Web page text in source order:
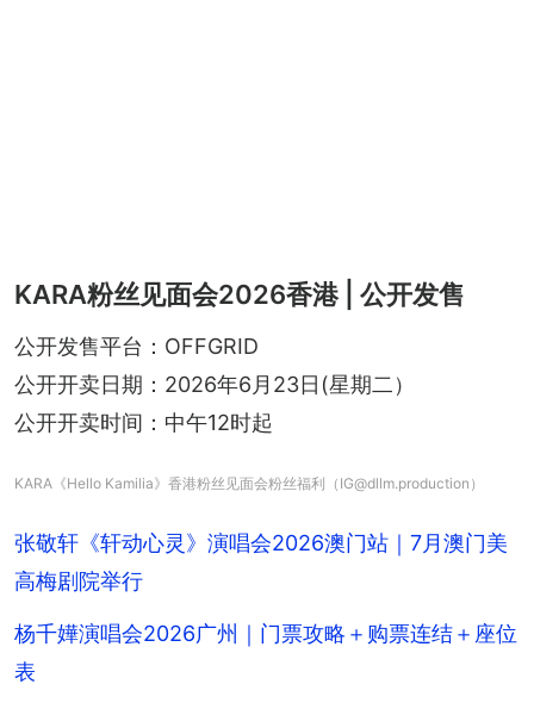
KARA粉丝见面会2026香港 | 公开发售
公开发售平台：OFFGRID
公开开卖日期：2026年6月23日(星期二）
公开开卖时间：中午12时起
KARA《Hello Kamilia》香港粉丝见面会粉丝福利（IG@dllm.production）
张敬轩《轩动心灵》演唱会2026澳门站｜7月澳门美
高梅剧院举行
杨千嬅演唱会2026广州｜门票攻略＋购票连结＋座位
表